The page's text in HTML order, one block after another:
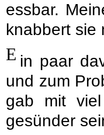
essbar.
knabbert sie
E in paar
und zum
gab mit
gesünder